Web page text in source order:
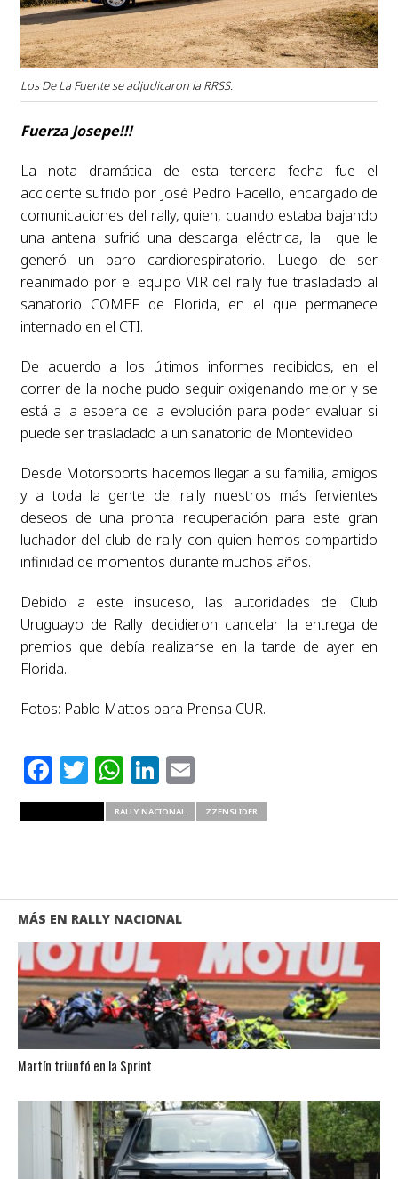
Los De La Fuente se adjudicaron la RRSS.
Fuerza Josepe!!!
La nota dramática de esta tercera fecha fue el
accidente sufrido por José Pedro Facello, encargado de
comunicaciones del rally, quien, cuando estaba bajando
una antena sufrió una descarga eléctrica, la que le
generó un paro cardiorespiratorio. Luego de ser
reanimado por el equipo VIR del rally fue trasladado al
sanatorio COMEF de Florida, en el que permanece
internado en el CTI.
De acuerdo a los últimos informes recibidos, en el
correr de la noche pudo seguir oxigenando mejor y se
está a la espera de la evolución para poder evaluar si
puede ser trasladado a un sanatorio de Montevideo.
Desde Motorsports hacemos llegar a su familia, amigos
y a toda la gente del rally nuestros más fervientes
deseos de una pronta recuperación para este gran
luchador del club de rally con quien hemos compartido
infinidad de momentos durante muchos años.
Debido a este insuceso, las autoridades del Club
Uruguayo de Rally decidieron cancelar la entrega de
premios que debía realizarse en la tarde de ayer en
Florida.
Fotos: Pablo Mattos para Prensa CUR.
Facebook
Twitter
WhatsApp
LinkedIn
Email
RALLY NACIONAL ZZENSLIDER
MÁS EN RALLY NACIONAL
Martín triunfó en la Sprint